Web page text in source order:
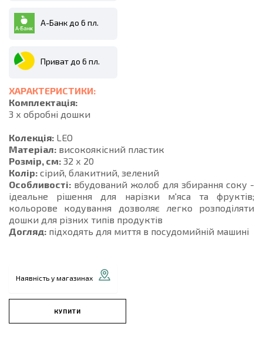
А-Банк до 6 пл.
Приват до 6 пл.
ХАРАКТЕРИСТИКИ:
Комплектація:
3 х обробні дошки
Колекція: LEO
Матеріал: високоякісний пластик
Розмір, см: 32 х 20
Колір: сірий, блакитний, зелений
Особливості: вбудований жолоб для збирання соку -
ідеальне рішення для нарізки м'яса та фруктів;
кольорове кодування дозволяє легко розподіляти
дошки для різних типів продуктів
Догляд: підходять для миття в посудомийній машині
Наявність у магазинах
КУПИТИ